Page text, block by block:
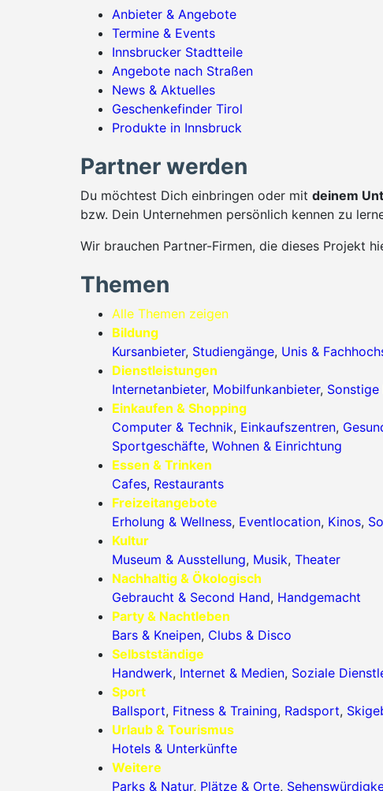
Anbieter & Angebote
Termine & Events
Innsbrucker Stadtteile
Angebote nach Straßen
News & Aktuelles
Geschenkefinder Tirol
Produkte in Innsbruck
Partner werden
Du möchtest Dich einbringen oder mit deinem
bzw. Dein Unternehmen persönlich kennen zu
Wir brauchen Partner-Firmen, die dieses Projekt
Themen
Alle Themen zeigen
Bildung
Kursanbieter, Studiengänge, Unis &
Dienstleistungen
Internetanbieter, Mobilfunkanbieter,
Einkaufen & Shopping
Computer & Technik, Einkaufszentren,
Sportgeschäfte, Wohnen & Einrichtung
Essen & Trinken
Cafes, Restaurants
Freizeitangebote
Erholung & Wellness, Eventlocation, Kinos,
Kultur
Museum & Ausstellung, Musik, Theater
Nachhaltig & Ökologisch
Gebraucht & Second Hand, Handgemacht
Party & Nachtleben
Bars & Kneipen, Clubs & Disco
Selbstständige
Handwerk, Internet & Medien, Soziale
Sport
Ballsport, Fitness & Training, Radsport,
Urlaub & Tourismus
Hotels & Unterkünfte
Weitere
Parks & Natur, Plätze & Orte,